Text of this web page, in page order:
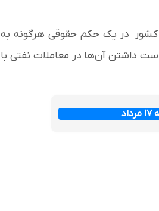
کشور در یک حکم حقوقی هرگونه به
علیه ۵ شرکت چینی به ادعای دست داشتن آن‌ها در معاملات نفتی با